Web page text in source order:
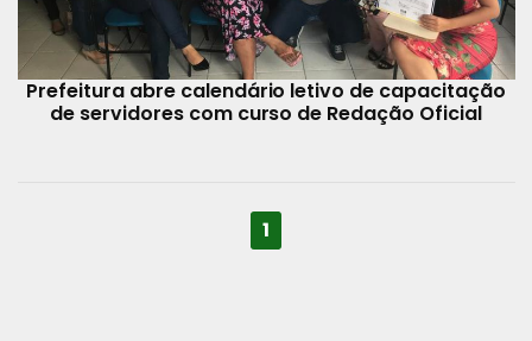
Prefeitura abre calendário letivo de capacitação
de servidores com curso de Redação Oficial
1